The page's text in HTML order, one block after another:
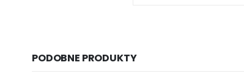
PODOBNE PRODUKTY